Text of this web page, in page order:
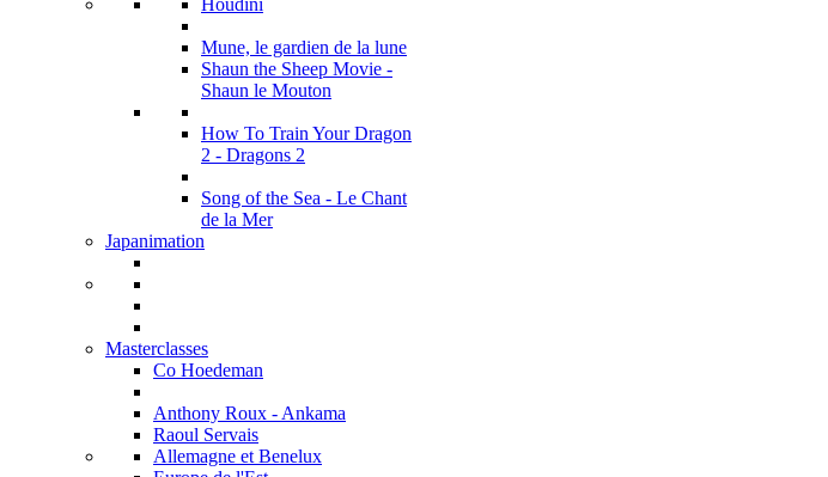
Houdini
Mune, le gardien de la lune
Shaun the Sheep Movie -
Shaun le Mouton
How To Train Your Dragon
2 - Dragons 2
Song of the Sea - Le Chant
de la Mer
Japanimation
Masterclasses
Co Hoedeman
Anthony Roux - Ankama
Raoul Servais
Allemagne et Benelux